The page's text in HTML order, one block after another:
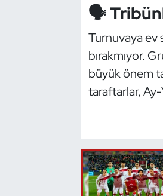
🗣️
Turnuvaya ev
bırakmıyor.
büyük önem
taraftarlar, Ay-